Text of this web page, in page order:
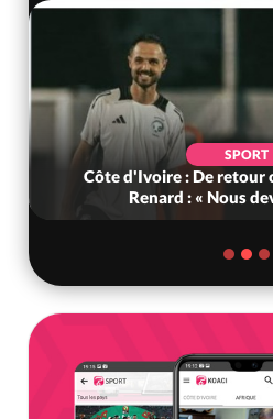
SPORT
Côte d'Ivoire : De retour
Renard : « Nous